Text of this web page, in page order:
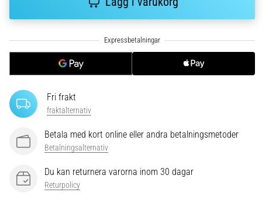
Fri frakt
fraktalternativ
Betala med kort online eller andra betalningsmetoder
Betalningsalternativ
Du kan returnera varorna inom 30 dagar
Returpolicy